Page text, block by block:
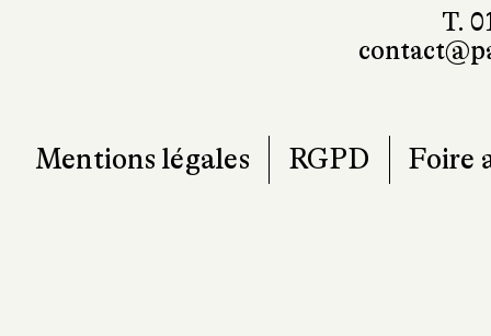
T.
Mentions légales RGPD Foire